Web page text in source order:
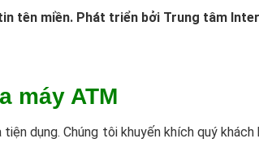
tên miền. Phát triển bởi Trung tâm
máy ATM
dụng. Chúng tôi khuyến khích quý